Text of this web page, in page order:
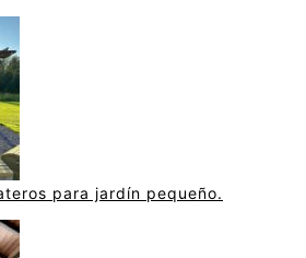
para jardín pequeño.